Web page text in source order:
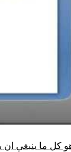
كل ما ينبغي